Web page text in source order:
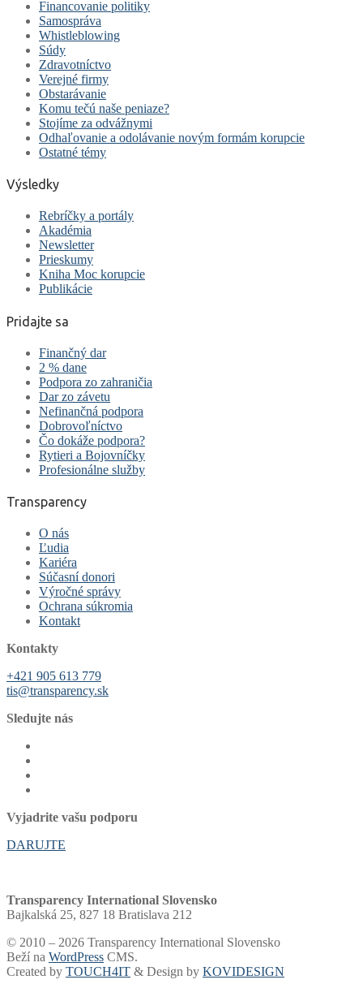
Financovanie politiky
Samospráva
Whistleblowing
Súdy
Zdravotníctvo
Verejné firmy
Obstarávanie
Komu tečú naše peniaze?
Stojíme za odvážnymi
Odhaľovanie a odolávanie novým formám korupcie
Ostatné témy
Výsledky
Rebríčky a portály
Akadémia
Newsletter
Prieskumy
Kniha Moc korupcie
Publikácie
Pridajte sa
Finančný dar
2 % dane
Podpora zo zahraničia
Dar zo závetu
Nefinančná podpora
Dobrovoľníctvo
Čo dokáže podpora?
Rytieri a Bojovníčky
Profesionálne služby
Transparency
O nás
Ľudia
Kariéra
Súčasní donori
Výročné správy
Ochrana súkromia
Kontakt
Kontakty
+421 905 613 779
tis@transparency.sk
Sledujte nás
Vyjadrite vašu podporu
DARUJTE
Transparency International Slovensko
Bajkalská 25, 827 18 Bratislava 212
© 2010 – 2026 Transparency International Slovensko
Beží na WordPress CMS.
Created by TOUCH4IT & Design by KOVIDESIGN